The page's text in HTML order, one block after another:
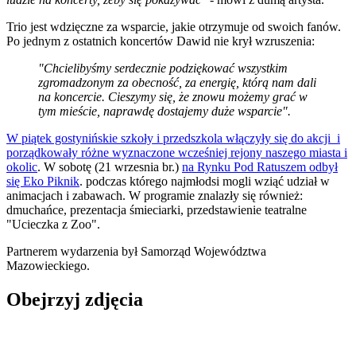
Trio jest wdzięczne za wsparcie, jakie otrzymuje od swoich fanów.
Po jednym z ostatnich koncertów Dawid nie krył wzruszenia:
"Chcielibyśmy serdecznie podziękować wszystkim
zgromadzonym za obecność, za energię, którą nam dali
na koncercie. Cieszymy się, że znowu możemy grać w
tym mieście, naprawdę dostajemy duże wsparcie".
W piątek gostynińskie szkoły i przedszkola włączyły się do akcji i
porządkowały różne wyznaczone wcześniej rejony naszego miasta i
okolic. W sobotę (21 wrzesnia br.) na Rynku Pod Ratuszem odbył
się Eko Piknik. podczas którego najmłodsi mogli wziąć udział w
animacjach i zabawach. W programie znalazły się również:
dmuchańce, prezentacja śmieciarki, przedstawienie teatralne
"Ucieczka z Zoo".
Partnerem wydarzenia był Samorząd Województwa
Mazowieckiego.
Obejrzyj zdjęcia